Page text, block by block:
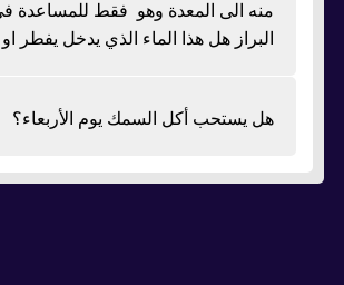
منه الى المعدة وهو فقط للمساعدة
البراز هل هذا الماء الذي يدخل يفطر او
هل يستحب أكل السمك يوم الأربعاء؟